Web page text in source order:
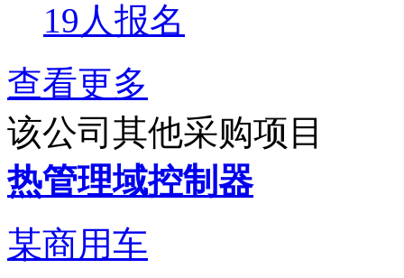
19人报名
查看更多
该公司其他采购项目
热管理域控制器
某商用车